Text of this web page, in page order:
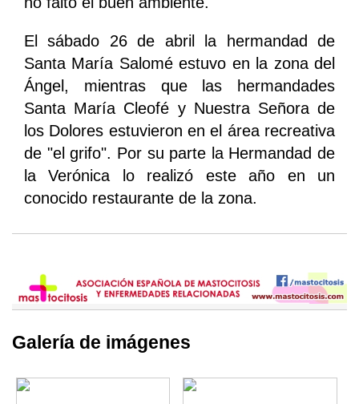
El sábado 26 de abril la hermandad de
Santa María Salomé estuvo en la zona del
Ángel, mientras que las hermandades
Santa María Cleofé y Nuestra Señora de
los Dolores estuvieron en el área recreativa
de "el grifo". Por su parte la Hermandad de
la Verónica lo realizó este año en un
conocido restaurante de la zona.
Galería de imágenes